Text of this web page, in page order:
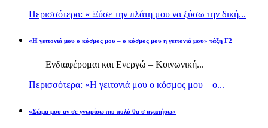
Περισσότερα: « Ξύσε την πλάτη μου να ξύσω την δική...
«Η γειτονιά μου ο κόσμος μου – ο κόσμος μου η γειτονιά μου» τάξη Γ2
Ενδιαφέρομαι και Ενεργώ – Κοινωνική...
Περισσότερα: «Η γειτονιά μου ο κόσμος μου – ο...
«Σώμα μου αν σε γνωρίσω πιο πολύ θα σ αγαπήσω»